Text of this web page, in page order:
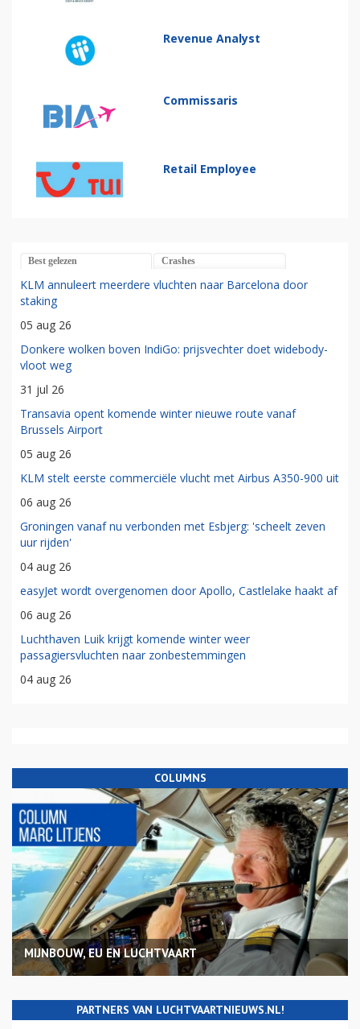
Revenue Analyst
Commissaris
Retail Employee
Best gelezen Crashes
KLM annuleert meerdere vluchten naar Barcelona door
staking
05 aug 26
Donkere wolken boven IndiGo: prijsvechter doet widebody-
vloot weg
31 jul 26
Transavia opent komende winter nieuwe route vanaf
Brussels Airport
05 aug 26
KLM stelt eerste commerciële vlucht met Airbus A350-900 uit
06 aug 26
Groningen vanaf nu verbonden met Esbjerg: 'scheelt zeven
uur rijden'
04 aug 26
easyJet wordt overgenomen door Apollo, Castlelake haakt af
06 aug 26
Luchthaven Luik krijgt komende winter weer
passagiersvluchten naar zonbestemmingen
04 aug 26
COLUMNS
MIJNBOUW, EU EN LUCHTVAART
PARTNERS VAN LUCHTVAARTNIEUWS.NL!